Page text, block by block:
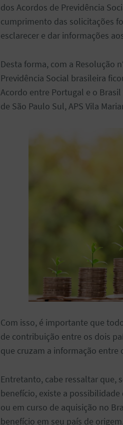
dos Acordos de Previdência
cumprimento das solicitações
esclarecer e dar informações
Desta forma, com a Resolução
Previdência Social brasileira
Acordo entre Portugal e o
de São Paulo Sul, APS Vila
Com isso, é importante que
de contribuição entre os dois
que cruzam a informação entre
Entretanto, cabe ressaltar que,
benefício, existe a
ou em curso de aquisição no
benefício em seu país de